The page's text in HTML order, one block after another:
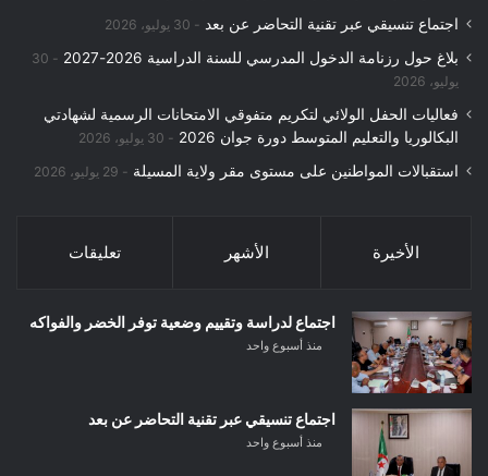
اجتماع تنسيقي عبر تقنية التحاضر عن بعد 30 يوليو، 2026
بلاغ حول رزنامة الدخول المدرسي للسنة الدراسية 2026-2027
30
يوليو، 2026
فعاليات الحفل الولائي لتكريم متفوقي الامتحانات الرسمية لشهادتي
البكالوريا والتعليم المتوسط دورة جوان 2026
30 يوليو، 2026
استقبالات المواطنين على مستوى مقر ولاية المسيلة 29 يوليو، 2026
الأخيرة الأشهر تعليقات
اجتماع لدراسة وتقييم وضعية توفر الخضر والفواكه
منذ أسبوع واحد
اجتماع تنسيقي عبر تقنية التحاضر عن بعد
منذ أسبوع واحد